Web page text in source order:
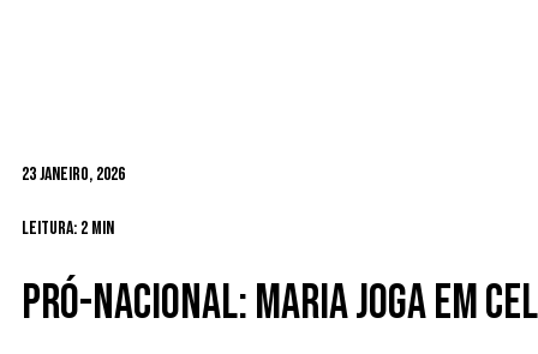
23 Janeiro, 2026
Leitura: 2 min
Pró-Nacional: Maria joga em